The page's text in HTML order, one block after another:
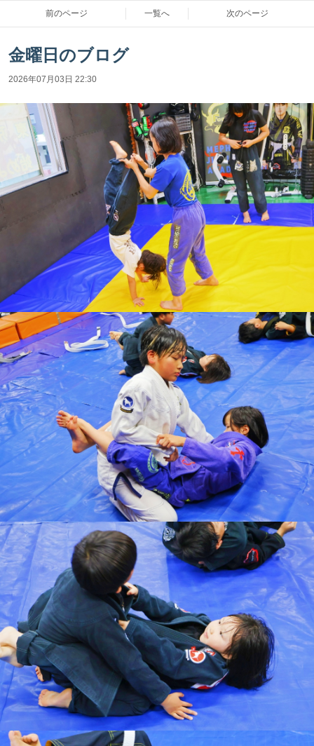
前のページ 一覧へ 次のページ
金曜日のブログ
2026年07月03日 22:30